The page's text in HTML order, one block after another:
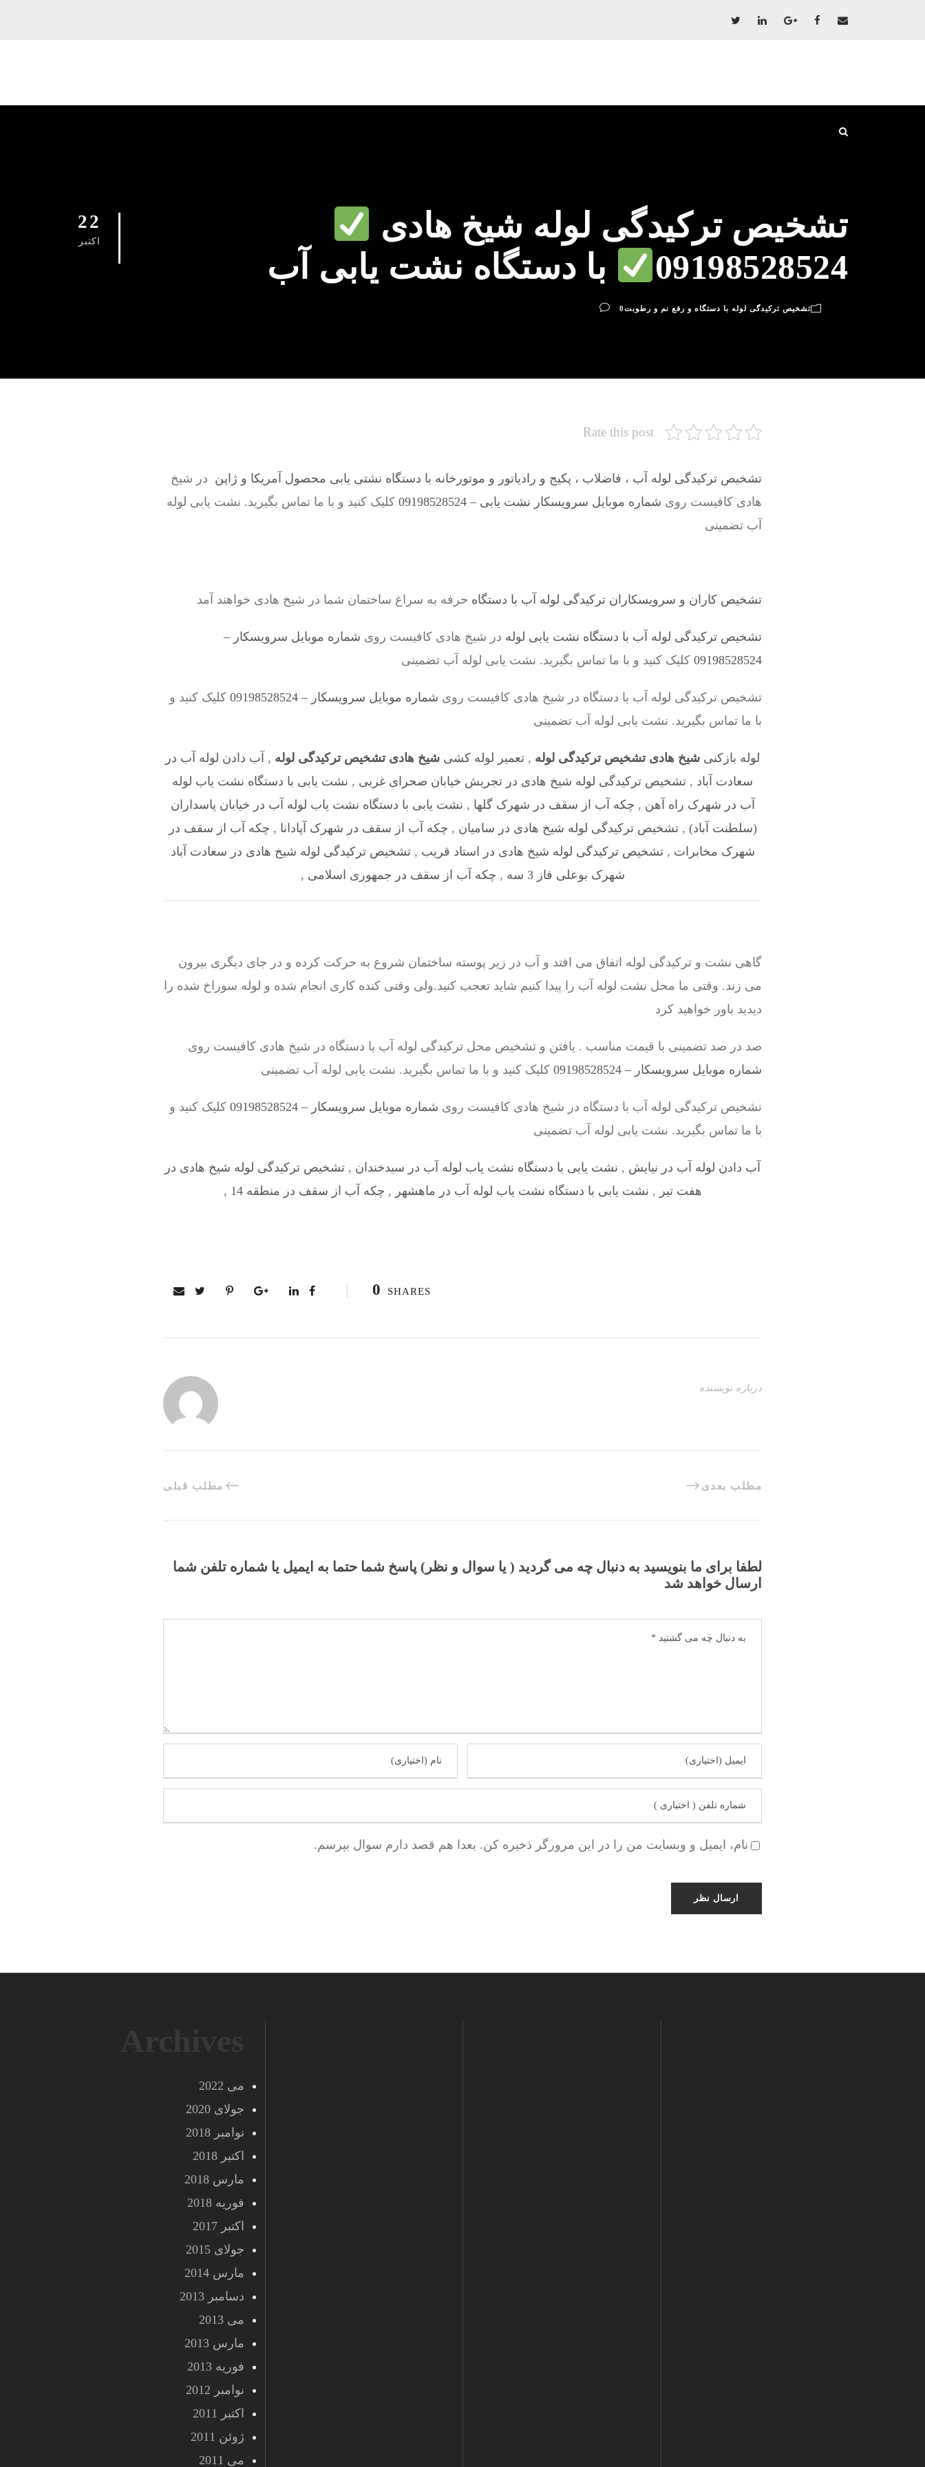
22
اکتبر
تشخیص ترکیدگی لوله شیخ هادی
09198528524
با دستگاه نشت یابی آب
تشخیص ترکیدگی لوله با دستگاه و رفع نم و رطوبت0
Rate this post
تشخیص ترکیدگی لوله آب ، فاضلاب ، پکیج و رادیاتور و موتورخانه با دستگاه نشتی یابی محصول آمریکا و ژاپن در شیخ
هادی کافیست روی شماره موبایل سرویسکار نشت یابی – 09198528524
کلیک کنید و با ما تماس بگیرید. نشت یابی لوله
آب تضمینی
تشخیص کاران و سرویسکاران ترکیدگی لوله آب با دستگاه حرفه به سراغ ساختمان شما در شیخ هادی خواهند آمد
تشخیص ترکیدگی لوله آب با دستگاه نشت یابی لوله در شیخ هادی کافیست روی شماره موبایل سرویسکار –
09198528524 کلیک کنید و با ما تماس بگیرید. نشت یابی لوله آب تضمینی
تشخیص ترکیدگی لوله آب با دستگاه در شیخ هادی کافیست روی شماره موبایل سرویسکار – 09198528524
کلیک کنید و
با ما تماس بگیرید. نشت یابی لوله آب تضمینی
لوله بازکنی شیخ هادی تشخیص ترکیدگی لوله , تعمیر لوله کشی شیخ هادی تشخیص ترکیدگی لوله , آب دادن لوله آب در
سعادت آباد , تشخیص ترکیدگی لوله شیخ هادی در تجریش خیابان صحرای غربی , نشت یابی با دستگاه نشت یاب لوله
آب در شهرک راه آهن , چکه آب از سقف در شهرک گلها , نشت یابی با دستگاه نشت یاب لوله آب در خیابان پاسداران
(سلطنت آباد) ,تشخیص ترکیدگی لوله شیخ هادی در سامیان , چکه آب از سقف در شهرک آپادانا , چکه آب از سقف در
شهرک مخابرات ,تشخیص ترکیدگی لوله شیخ هادی در استاد قریب ,تشخیص ترکیدگی لوله شیخ هادی در سعادت آباد
شهرک بوعلی فاز 3 سه
, چکه آب از سقف در جمهوری اسلامی ,
گاهی نشت و ترکیدگی لوله اتفاق می افتد و آب در زیر پوسته ساختمان شروع به حرکت کرده و در جای دیگری بیرون
می زند. وقتی ما محل نشت لوله آب را پیدا کنیم شاید تعجب کنید.ولی وقتی کنده کاری انجام شده و لوله سوراخ شده را
دیدید باور خواهید کرد
صد در صد تضمینی با قیمت مناسب . یافتن و تشخیص محل ترکیدگی لوله آب با دستگاه در شیخ هادی کافیست روی
شماره موبایل سرویسکار – 09198528524
کلیک کنید و با ما تماس بگیرید. نشت یابی لوله آب تضمینی
تشخیص ترکیدگی لوله آب با دستگاه در شیخ هادی کافیست روی شماره موبایل سرویسکار – 09198528524
کلیک کنید و
با ما تماس بگیرید. نشت یابی لوله آب تضمینی
آب دادن لوله آب در نیایش , نشت یابی با دستگاه نشت یاب لوله آب در سیدخندان , تشخیص ترکیدگی لوله شیخ هادی در
هفت تیر , نشت یابی با دستگاه نشت یاب لوله آب در ماهشهر , چکه آب از سقف در منطقه 14 ,
0 SHARES
درباره نویسنده
مطلب قبلی مطلب بعدی
لطفا برای ما بنویسید به دنبال چه می گردید ( یا سوال و نظر) پاسخ شما حتما به ایمیل یا شماره تلفن شما
ارسال خواهد شد
نام، ایمیل و وبسایت من را در این مرورگر ذخیره کن. بعدا هم قصد دارم سوال بپرسم.
می 2022
جولای 2020
نوامبر 2018
اکتبر 2018
مارس 2018
فوریه 2018
اکتبر 2017
جولای 2015
مارس 2014
دسامبر 2013
می 2013
مارس 2013
فوریه 2013
نوامبر 2012
اکتبر 2011
ژوئن 2011
می 2011